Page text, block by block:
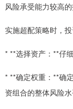
风险承受能力较高的
实施超配策略时，
* **选择资产：**仔
* **确定权重：**确
资组合的整体风险水